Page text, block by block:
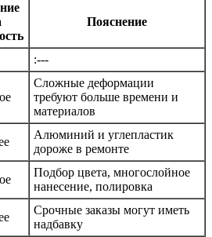
Пояснение
:---
Сложные деформации
требуют больше времени и
материалов
Алюминий и углепластик
дороже в ремонте
Подбор цвета, многослойное
нанесение, полировка
Срочные заказы могут иметь
надбавку